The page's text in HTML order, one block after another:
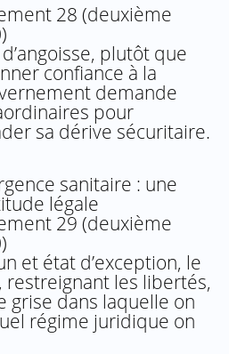
28 (deuxième
plutôt que
confiance à la
demande
pour
sa dérive sécuritaire.
sanitaire : une
légale
29 (deuxième
et état d’exception, le
les libertés,
grise dans laquelle on
régime juridique on